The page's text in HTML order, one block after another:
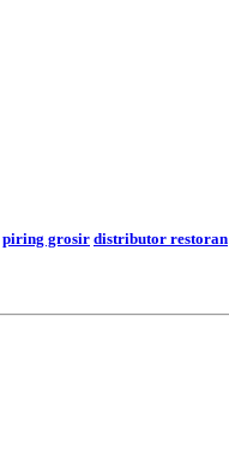
piring grosir distributor restoran